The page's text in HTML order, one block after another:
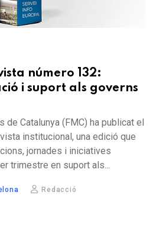
número 132:
i suport als governs
de Catalunya (FMC) ha publicat el
institucional, una edició que
jornades i iniciatives
trimestre en suport als...
Redacció